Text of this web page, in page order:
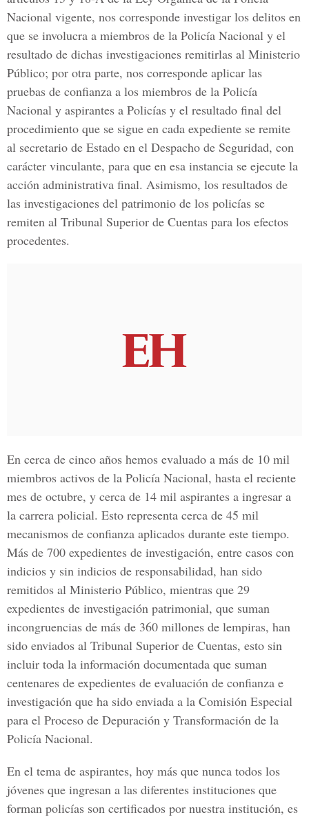
Nacional vigente, nos corresponde investigar los delitos en
que se involucra a miembros de la Policía Nacional y el
resultado de dichas investigaciones remitirlas al Ministerio
Público; por otra parte, nos corresponde aplicar las
pruebas de confianza a los miembros de la Policía
Nacional y aspirantes a Policías y el resultado final del
procedimiento que se sigue en cada expediente se remite
al secretario de Estado en el Despacho de Seguridad, con
carácter vinculante, para que en esa instancia se ejecute la
acción administrativa final. Asimismo, los resultados de
las investigaciones del patrimonio de los policías se
remiten al Tribunal Superior de Cuentas para los efectos
procedentes.
En cerca de cinco años hemos evaluado a más de 10 mil
miembros activos de la Policía Nacional, hasta el reciente
mes de octubre, y cerca de 14 mil aspirantes a ingresar a
la carrera policial. Esto representa cerca de 45 mil
mecanismos de confianza aplicados durante este tiempo.
Más de 700 expedientes de investigación, entre casos con
indicios y sin indicios de responsabilidad, han sido
remitidos al Ministerio Público, mientras que 29
expedientes de investigación patrimonial, que suman
incongruencias de más de 360 millones de lempiras, han
sido enviados al Tribunal Superior de Cuentas, esto sin
incluir toda la información documentada que suman
centenares de expedientes de evaluación de confianza e
investigación que ha sido enviada a la Comisión Especial
para el Proceso de Depuración y Transformación de la
Policía Nacional.
En el tema de aspirantes, hoy más que nunca todos los
jóvenes que ingresan a las diferentes instituciones que
forman policías son certificados por nuestra institución, es